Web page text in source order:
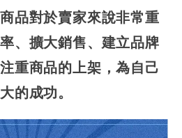
品對於賣家來說非常重
、擴大銷售、建立品牌
重商品的上架，為自己
的成功。